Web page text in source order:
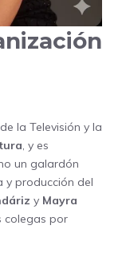
la Televisión y la
, y es
un galardón
y producción del
y Mayra
colegas por